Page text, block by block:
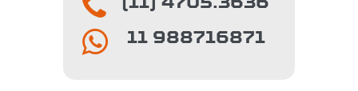
(11) 4705.3636
11 988716871